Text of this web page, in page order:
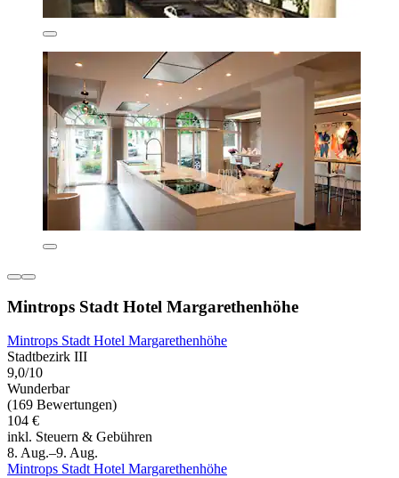
Mintrops Stadt Hotel Margarethenhöhe
Mintrops Stadt Hotel Margarethenhöhe
Stadtbezirk III
9,0/10
Wunderbar
(169 Bewertungen)
104 €
inkl. Steuern & Gebühren
8. Aug.–9. Aug.
Mintrops Stadt Hotel Margarethenhöhe